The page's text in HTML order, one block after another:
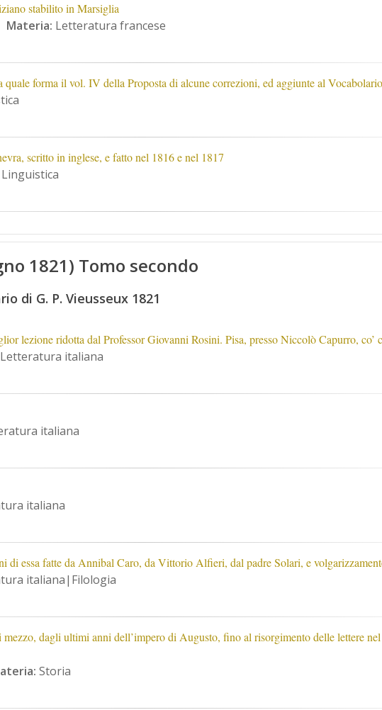
stabilito in Marsiglia
Materia: Letteratura francese
forma il vol. IV della Proposta di alcune correzioni, ed aggiunte al
scritto in inglese, e fatto nel 1816 e nel 1817
1821) Tomo secondo
di G. P. Vieusseux 1821
lezione ridotta dal Professor Giovanni Rosini. Pisa, presso Niccolò Capurro,
italiana
italiana
italiana
essa fatte da Annibal Caro, da Vittorio Alfieri, dal padre Solari, e
italiana|Filologia
dagli ultimi anni dell’impero di Augusto, fino al risorgimento delle lettere
Storia